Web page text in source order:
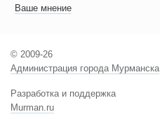
Ваше мнение
© 2009-26
Администрация города Мурманска
Разработка и поддержка
Murman.ru